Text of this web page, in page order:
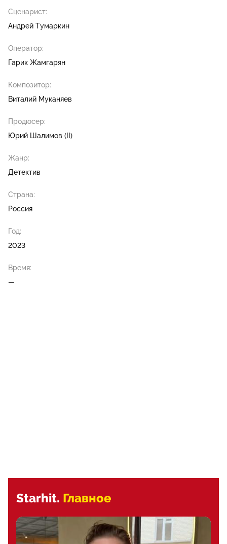
Сценарист:
Андрей Тумаркин
Оператор:
Гарик Жамгарян
Композитор:
Виталий Муканяев
Продюсер:
Юрий Шалимов (II)
Жанр:
Детектив
Страна:
Россия
Год:
2023
Время:
—
Starhit. Главное